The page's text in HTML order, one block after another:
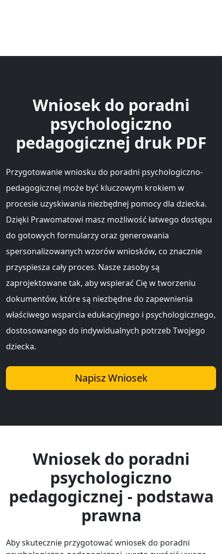
Wniosek do poradni
psychologiczno
pedagogicznej druk PDF
Przygotowanie wniosku do poradni psychologiczno-
pedagogicznej może być kluczowym krokiem w
procesie uzyskiwania niezbędnej pomocy dla dziecka.
Dzięki Prawomatowi masz możliwość łatwego dostępu
do gotowych formularzy oraz generowania
spersonalizowanych wzorów wniosków, co znacznie
przyspiesza cały proces. Nasze zasoby są
zaprojektowane tak, aby wspierać Cię w tworzeniu
dokumentów, które są niezbędne do zapewnienia
właściwego wsparcia edukacyjnego i psychologicznego,
dostosowanego do indywidualnych potrzeb Twojego
dziecka.
Napisz Wniosek
Wniosek do poradni
psychologiczno
pedagogicznej - podstawa
prawna
Aby skutecznie przygotować wniosek do poradni